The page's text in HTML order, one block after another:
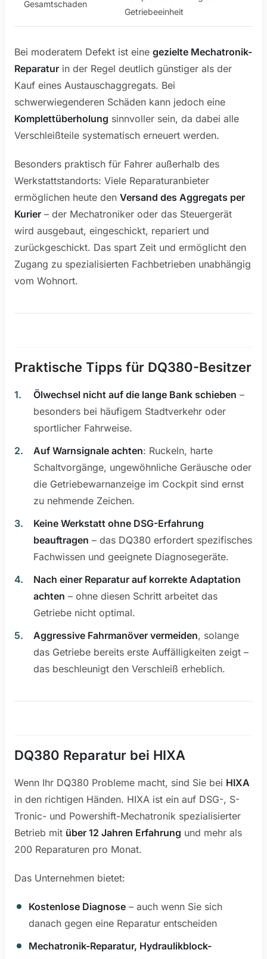
Gesamtschaden
Getriebeeinheit
Bei moderatem Defekt ist eine gezielte Mechatronik-
Reparatur in der Regel deutlich günstiger als der
Kauf eines Austauschaggregats. Bei
schwerwiegenderen Schäden kann jedoch eine
Komplettüberholung sinnvoller sein, da dabei alle
Verschleißteile systematisch erneuert werden.
Besonders praktisch für Fahrer außerhalb des
Werkstattstandorts: Viele Reparaturanbieter
ermöglichen heute den Versand des Aggregats per
Kurier – der Mechatroniker oder das Steuergerät
wird ausgebaut, eingeschickt, repariert und
zurückgeschickt. Das spart Zeit und ermöglicht den
Zugang zu spezialisierten Fachbetrieben unabhängig
vom Wohnort.
Praktische Tipps für DQ380-Besitzer
Ölwechsel nicht auf die lange Bank schieben –
besonders bei häufigem Stadtverkehr oder
sportlicher Fahrweise.
Auf Warnsignale achten: Ruckeln, harte
Schaltvorgänge, ungewöhnliche Geräusche oder
die Getriebewarnanzeige im Cockpit sind ernst
zu nehmende Zeichen.
Keine Werkstatt ohne DSG-Erfahrung
beauftragen – das DQ380 erfordert spezifisches
Fachwissen und geeignete Diagnosegeräte.
Nach einer Reparatur auf korrekte Adaptation
achten – ohne diesen Schritt arbeitet das
Getriebe nicht optimal.
Aggressive Fahrmanöver vermeiden, solange
das Getriebe bereits erste Auffälligkeiten zeigt –
das beschleunigt den Verschleiß erheblich.
DQ380 Reparatur bei HIXA
Wenn Ihr DQ380 Probleme macht, sind Sie bei HIXA
in den richtigen Händen. HIXA ist ein auf DSG-, S-
Tronic- und Powershift-Mechatronik spezialisierter
Betrieb mit über 12 Jahren Erfahrung und mehr als
200 Reparaturen pro Monat.
Das Unternehmen bietet:
Kostenlose Diagnose – auch wenn Sie sich
danach gegen eine Reparatur entscheiden
Mechatronik-Reparatur, Hydraulikblock-